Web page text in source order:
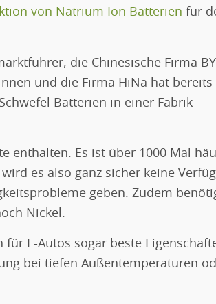
von Natrium Ion Batterien für
die Chinesische Firma
und die Firma HiNa hat bereits
Batterien in einer Fabrik
enthalten. Es ist über 1000 Mal
es also ganz sicher keine
geben. Zudem
Nickel.
für E-Autos sogar beste
bei tiefen Außentemperaturen